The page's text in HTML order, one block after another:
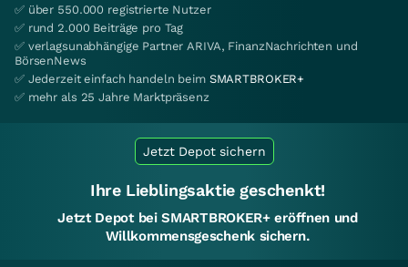
✅ über 550.000 registrierte Nutzer
✅ rund 2.000 Beiträge pro Tag
✅ verlagsunabhängige Partner ARIVA, FinanzNachrichten und
BörsenNews
✅ Jederzeit einfach handeln beim SMARTBROKER+
✅ mehr als 25 Jahre Marktpräsenz
Jetzt Depot sichern
Ihre Lieblingsaktie geschenkt!
Jetzt Depot bei SMARTBROKER+ eröffnen und
Willkommensgeschenk sichern.